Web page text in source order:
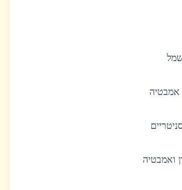
אמבטיה
ואמבטיה